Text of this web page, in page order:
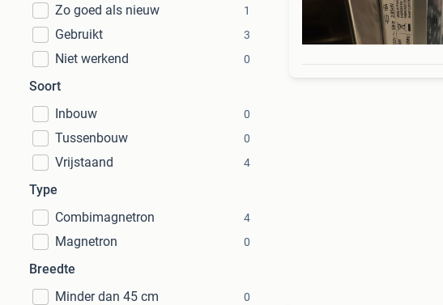
Zo goed als nieuw 1
Gebruikt 3
Niet werkend 0
Soort
Inbouw
0
Tussenbouw 0
Vrijstaand 4
Type
Combimagnetron
4
Magnetron 0
Breedte
Minder dan 45 cm
0